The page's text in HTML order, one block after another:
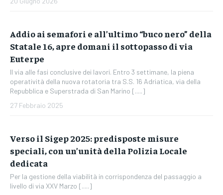
Addio ai semafori e all’ultimo “buco nero” della
Statale 16, apre domani il sottopasso di via
Euterpe
Il via alle fasi conclusive dei lavori. Entro 3 settimane, la piena
operatività della nuova rotatoria tra S.S. 16 Adriatica, via della
Repubblica e Superstrada di San Marino [.....]
27 Febbraio 2025
Verso il Sigep 2025: predisposte misure
speciali, con un’unità della Polizia Locale
dedicata
Per la gestione della viabilità in corrispondenza del passaggio a
livello di via XXV Marzo [.....]